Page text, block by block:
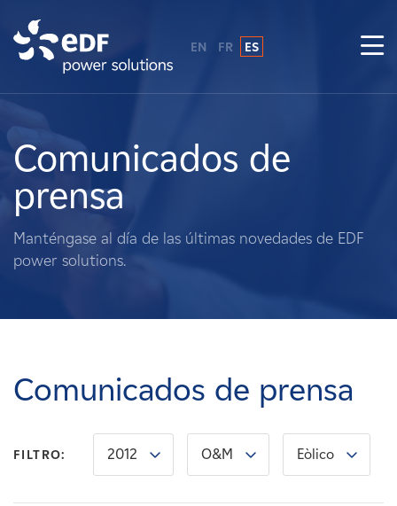
Sobre nosotros
Qué hacemos
Terratenientes
Carreras
Noticias
EN FR ES
Comunicados de
prensa
Manténgase al día de las últimas novedades de EDF
power solutions.
Comunicados de prensa
FILTRO: 2012 O&M Eòlico